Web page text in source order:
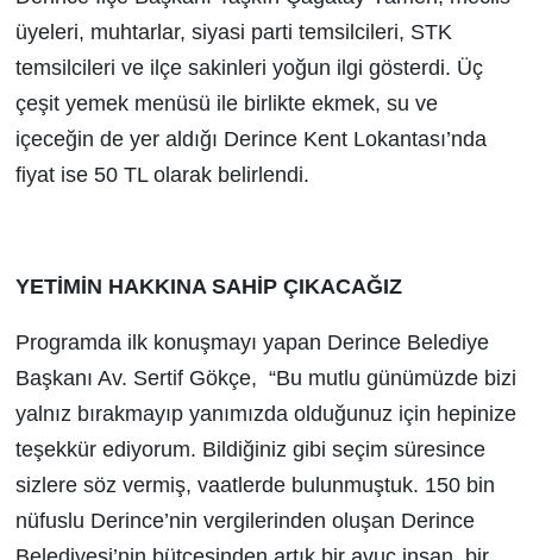
üyeleri, muhtarlar, siyasi parti temsilcileri, STK
temsilcileri ve ilçe sakinleri yoğun ilgi gösterdi. Üç
çeşit yemek menüsü ile birlikte ekmek, su ve
içeceğin de yer aldığı Derince Kent Lokantası’nda
fiyat ise 50 TL olarak belirlendi.
YETİMİN HAKKINA SAHİP ÇIKACAĞIZ
Programda ilk konuşmayı yapan Derince Belediye
Başkanı Av. Sertif Gökçe, “Bu mutlu günümüzde bizi
yalnız bırakmayıp yanımızda olduğunuz için hepinize
teşekkür ediyorum. Bildiğiniz gibi seçim süresince
sizlere söz vermiş, vaatlerde bulunmuştuk. 150 bin
nüfuslu Derince’nin vergilerinden oluşan Derince